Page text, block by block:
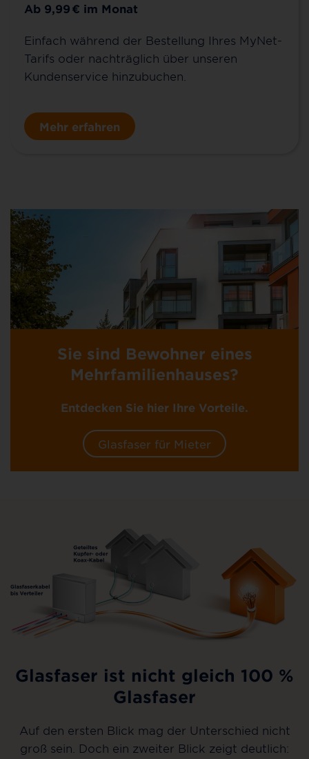
Ab 9,99 € im Monat
Einfach während der Bestellung Ihres MyNet-
Tarifs oder nachträglich über unseren
Kundenservice hinzubuchen.
Mehr erfahren
Sie sind Bewohner eines
Mehrfamilienhauses?
Entdecken Sie hier Ihre Vorteile.
Glasfaser für Mieter
Glasfaser ist nicht gleich 100 %
Glasfaser
Auf den ersten Blick mag der Unterschied nicht
groß sein. Doch ein zweiter Blick zeigt deutlich: